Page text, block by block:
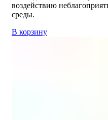
воздействию
среды.
В корзину